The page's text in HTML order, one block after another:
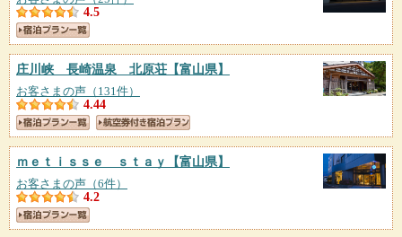
4.5
庄川峡 長崎温泉 北原荘 【富山県】
お客さまの声（131件）
4.44
ｍｅｔｉｓｓｅ ｓｔａｙ 【富山県】
お客さまの声（6件）
4.2